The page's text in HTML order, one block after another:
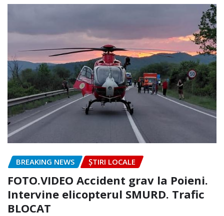
BREAKING NEWS ȘTIRI LOCALE
FOTO.VIDEO Accident grav la Poieni.
Intervine elicopterul SMURD. Trafic
BLOCAT